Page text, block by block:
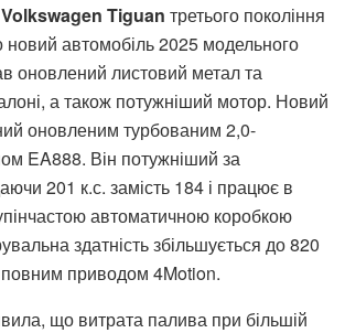
Volkswagen Tiguan третього покоління
автомобіль 2025 модельного
оновлений листовий метал та
а також потужніший мотор. Новий
оновленим турбованим 2,0-
EA888. Він потужніший за
201 к.с. замість 184 і працює в
автоматичною коробкою
здатність збільшується до 820
повним приводом 4Motion.
що витрата палива при більшій